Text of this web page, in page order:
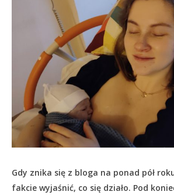
Gdy znika się z bloga na ponad pół
fakcie wyjaśnić, co się działo. Pod